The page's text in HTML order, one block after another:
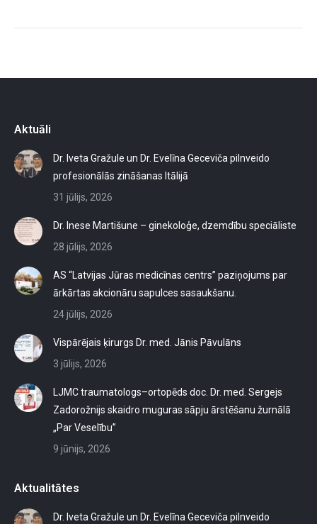
Aktuāli
Dr. Iveta Gražule un Dr. Evelīna Geceviča pilnveido
profesionālās zināšanas Itālijā
31 jūlijs, 2026
Dr. Inese Martišune – ginekoloģe, dzemdību speciāliste
28 jūlijs, 2026
AS “Latvijas Jūras medicīnas centrs” paziņojums par
ārkārtas akcionāru sapulces sasaukšanu.
24 jūlijs, 2026
Vispārējais ķirurgs Dr. med. Jānis Pāvulāns
3 jūlijs, 2026
LJMC traumatologs–ortopēds doc. Dr. med. Sergejs
Zadorožnijs skaidro muguras sāpju ārstēšanu žurnālā
„Par Veselību”
9 jūnijs, 2026
Aktualitātes
Dr. Iveta Gražule un Dr. Evelīna Geceviča pilnveido